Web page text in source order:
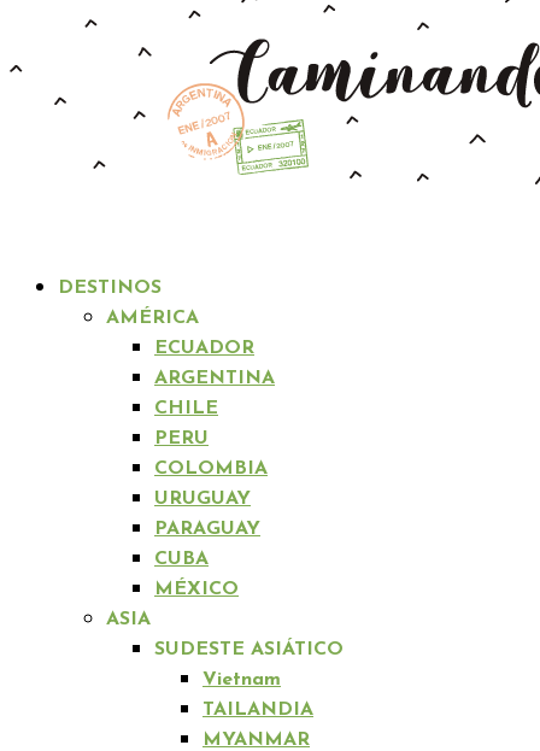
DESTINOS
AMÉRICA
ECUADOR
ARGENTINA
CHILE
PERU
COLOMBIA
URUGUAY
PARAGUAY
CUBA
MÉXICO
ASIA
SUDESTE ASIÁTICO
Vietnam
TAILANDIA
MYANMAR